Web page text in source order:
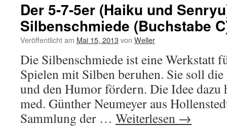
Der 5-7-5er (Haiku und
Silbenschmiede (Buchstabe
Veröffentlicht am Mai 15, 2013von Weller
Die Silbenschmiede ist eine Werkstatt
Spielen mit Silben beruhen. Sie soll
und den Humor fördern. Die Idee dazu
med. Günther Neumeyer aus
Sammlung der … Weiterlesen →